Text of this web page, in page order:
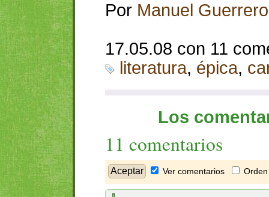
Por Manuel Guerrero
17.05.08 con 11
literatura, épica,
Los
11 comentarios
Ver comentarios